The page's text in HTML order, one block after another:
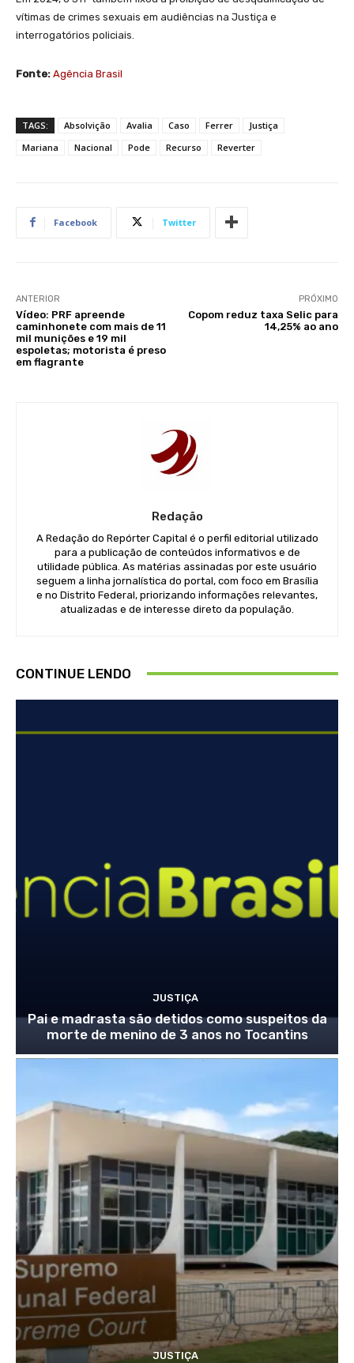
vítimas de crimes sexuais em audiências na Justiça e
interrogatórios policiais.
Fonte: Agência Brasil
TAGS: Absolvição Avalia Caso Ferrer
Justiça
Mariana
Nacional Pode Recurso Reverter
Facebook Twitter
ANTERIOR
Vídeo: PRF apreende
caminhonete com mais de 11
mil munições e 19 mil
espoletas; motorista é preso
em flagrante
PRÓXIMO
Copom reduz taxa Selic para
14,25% ao ano
Redação
A Redação do Repórter Capital é o perfil editorial utilizado
para a publicação de conteúdos informativos e de
utilidade pública. As matérias assinadas por este usuário
seguem a linha jornalística do portal, com foco em Brasília
e no Distrito Federal, priorizando informações relevantes,
atualizadas e de interesse direto da população.
CONTINUE LENDO
JUSTIÇA
Pai e madrasta são detidos como suspeitos da
morte de menino de 3 anos no Tocantins
JUSTIÇA